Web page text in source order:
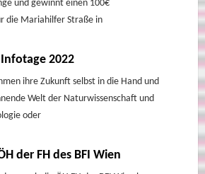
und gewinnt einen 100€
die Mariahilfer Straße in
2022
ihre Zukunft selbst in die Hand und
Welt der Naturwissenschaft und
oder
der FH des BFI Wien